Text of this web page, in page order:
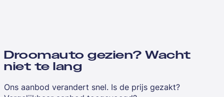
Droomauto gezien? Wacht
niet te lang
Ons aanbod verandert snel. Is de prijs gezakt?